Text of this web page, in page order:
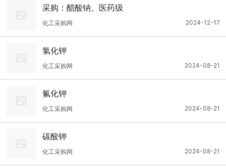
采购：醋酸钠、医药级
2024-12-17
化工采购网
氯化钾
2024-08-21
化工采购网
氟化钾
2024-08-21
化工采购网
碳酸钾
2024-08-21
化工采购网